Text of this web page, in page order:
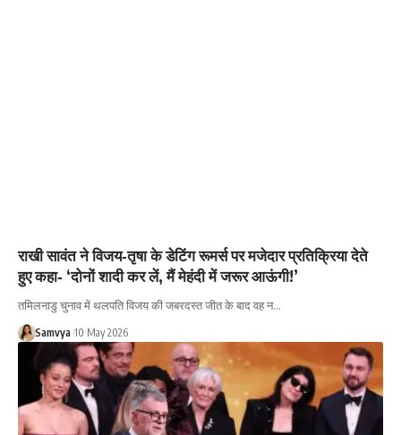
राखी सावंत ने विजय‑तृषा के डेटिंग रूमर्स पर मजेदार प्रतिक्रिया देते
हुए कहा‑ ‘दोनों शादी कर लें, मैं मेहंदी में जरूर आऊंगी!’
तमिलनाडु चुनाव में थलपति विजय की जबरदस्त जीत के बाद वह न…
Samvya 10 May 2026